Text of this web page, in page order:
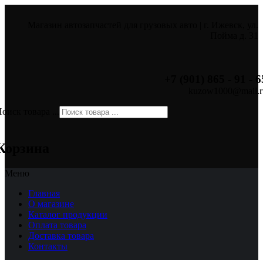
+7 (901) 865 - 91 -
товара ...
Меню
Главная
О магазине
Каталог продукции
Оплата товара
Доставка товара
Контакты